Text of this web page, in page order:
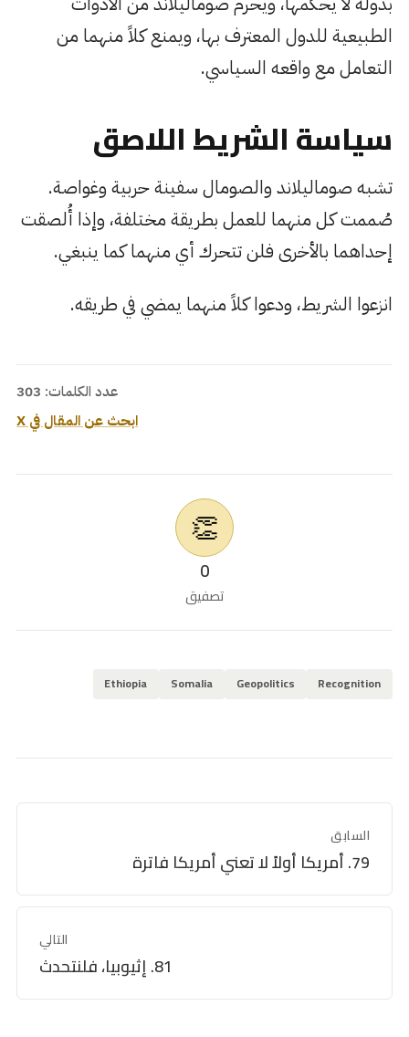
الطبيعية للدول المعترف بها، ويمنع كلاً منهما من
التعامل مع واقعه السياسي.
سياسة الشريط اللاصق
تشبه صوماليلاند والصومال سفينة حربية وغواصة.
صُممت كل منهما للعمل بطريقة مختلفة، وإذا أُلصقت
إحداهما بالأخرى فلن تتحرك أي منهما كما ينبغي.
انزعوا الشريط، ودعوا كلاً منهما يمضي في طريقه.
عدد الكلمات: 303
ابحث عن المقال في X
👏
0
تصفيق
Recognition
Geopolitics
Somalia
Ethiopia
السابق
79. أمريكا أولاً لا تعني أمريكا فاترة
التالي
81. إثيوبيا، فلنتحدث